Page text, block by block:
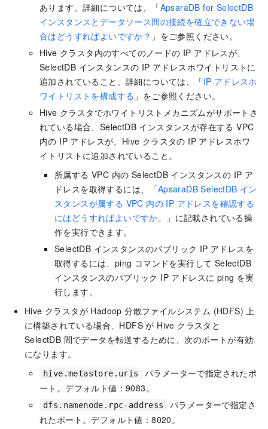
あります。詳細については、「ApsaraDB for SelectDB
インスタンスとデータソース間の接続を確立できない場
合はどうすればよいですか？ 」をご参照ください。
Hive クラスタ内のすべてのノードの IP アドレスが、
SelectDB インスタンスの IP アドレスホワイトリストに
追加されていること。詳細については、「IP アドレスホ
ワイトリストを構成する 」をご参照ください。
Hive クラスタでホワイトリストメカニズムがサポートさ
れている場合、 SelectDB インスタンスが存在する VPC
内の IP アドレスが、Hive クラスタの IP アドレスホワ
イトリストに追加されていること。
所属する VPC 内の SelectDB インスタンスの IP ア
ドレスを取得するには、「ApsaraDB SelectDB イン
スタンスが属する VPC 内の IP アドレスを確認する
にはどうすればよいですか。
」に記載されている操
作を実行できます。
SelectDB インスタンスのパブリック IP アドレスを
取得するには、ping コマンドを実行して SelectDB
インスタンスのパブリック IP アドレスに ping を実
行します。
Hive クラスタが Hadoop 分散ファイルシステム (HDFS) 上
に構築されている場合、HDFS が Hive クラスタと
SelectDB 間でデータを転送するために、次のポートが有効
になります。
hive.metastore.uris
パラメーターで指定されたポ
ート。デフォルト値：9083。
dfs.namenode.rpc-address
パラメーターで指定さ
れたポート。デフォルト値：8020。